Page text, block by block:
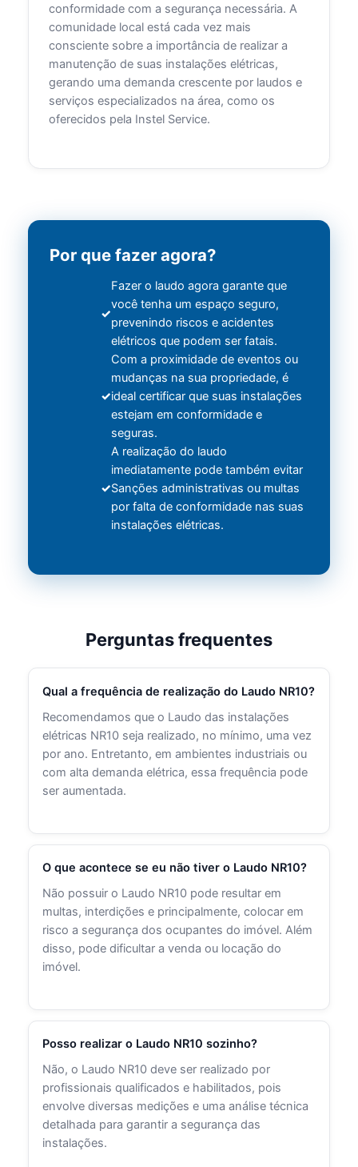
conformidade com a segurança necessária. A
comunidade local está cada vez mais
consciente sobre a importância de realizar a
manutenção de suas instalações elétricas,
gerando uma demanda crescente por laudos e
serviços especializados na área, como os
oferecidos pela Instel Service.
Por que fazer agora?
Fazer o laudo agora garante que
você tenha um espaço seguro,
prevenindo riscos e acidentes
elétricos que podem ser fatais.
Com a proximidade de eventos ou
mudanças na sua propriedade, é
ideal certificar que suas instalações
estejam em conformidade e
seguras.
A realização do laudo
imediatamente pode também evitar
Sanções administrativas ou multas
por falta de conformidade nas suas
instalações elétricas.
Perguntas frequentes
Qual a frequência de realização do Laudo NR10?
Recomendamos que o Laudo das instalações
elétricas NR10 seja realizado, no mínimo, uma vez
por ano. Entretanto, em ambientes industriais ou
com alta demanda elétrica, essa frequência pode
ser aumentada.
O que acontece se eu não tiver o Laudo NR10?
Não possuir o Laudo NR10 pode resultar em
multas, interdições e principalmente, colocar em
risco a segurança dos ocupantes do imóvel. Além
disso, pode dificultar a venda ou locação do
imóvel.
Posso realizar o Laudo NR10 sozinho?
Não, o Laudo NR10 deve ser realizado por
profissionais qualificados e habilitados, pois
envolve diversas medições e uma análise técnica
detalhada para garantir a segurança das
instalações.